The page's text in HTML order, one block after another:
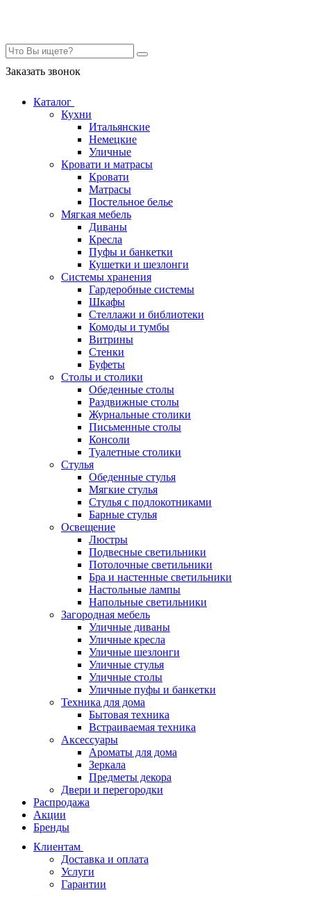
Заказать звонок
Каталог
Кухни
Итальянские
Немецкие
Уличные
Кровати и матрасы
Кровати
Матрасы
Постельное белье
Мягкая мебель
Диваны
Кресла
Пуфы и банкетки
Кушетки и шезлонги
Системы хранения
Гардеробные системы
Шкафы
Стеллажи и библиотеки
Комоды и тумбы
Витрины
Стенки
Буфеты
Столы и столики
Обеденные столы
Раздвижные столы
Журнальные столики
Письменные столы
Консоли
Туалетные столики
Стулья
Обеденные стулья
Мягкие стулья
Стулья с подлокотниками
Барные стулья
Освещение
Люстры
Подвесные светильники
Потолочные светильники
Бра и настенные светильники
Настольные лампы
Напольные светильники
Загородная мебель
Уличные диваны
Уличные кресла
Уличные шезлонги
Уличные стулья
Уличные столы
Уличные пуфы и банкетки
Техника для дома
Бытовая техника
Встраиваемая техника
Аксессуары
Ароматы для дома
Зеркала
Предметы декора
Двери и перегородки
Распродажа
Акции
Бренды
Клиентам
Доставка и оплата
Услуги
Гарантии